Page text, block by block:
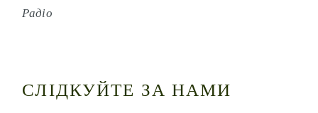
Радіо
СЛІДКУЙТЕ ЗА НАМИ